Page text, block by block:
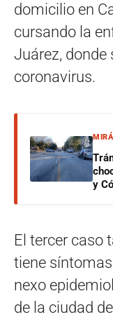
domicilio en
cursando la
Juárez, donde
coronavirus.
y
El tercer caso
tiene
nexo
de la ciudad